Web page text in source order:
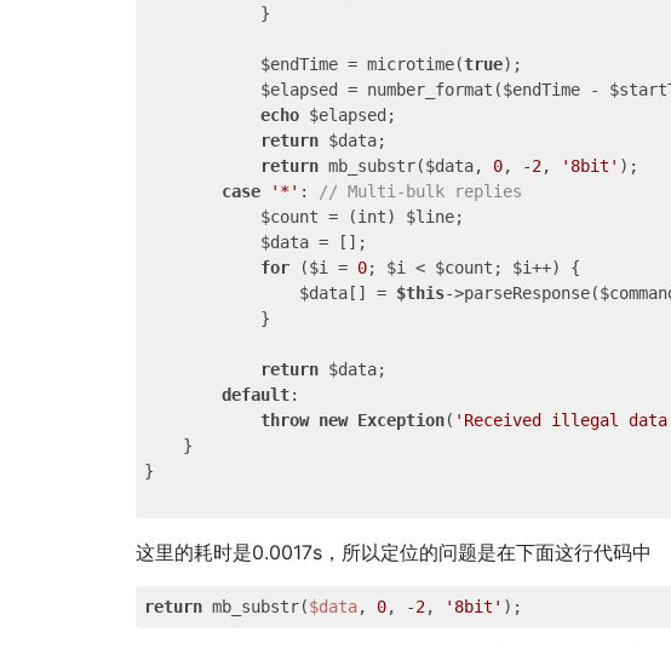
            }
            $endTime = microtime(
true);
$elapsed = number_format($endTime -
echo $elapsed;
return $data;
return mb_substr($data, 0, -2, '8bit' );
case
'*' :
// Multi-bulk replies
            $count = (int) $line;
            $data = [];
for ($i = 0; $i < $count; $i++) {
                $data[] =
$this-
            }
return $data;
default:
throw new Exception( 'Received illegal
    }
}
这里的耗时是0.0017s，所以定位的问题是在下面这行代码中
return mb_substr($data, 0, -2, '8bit'